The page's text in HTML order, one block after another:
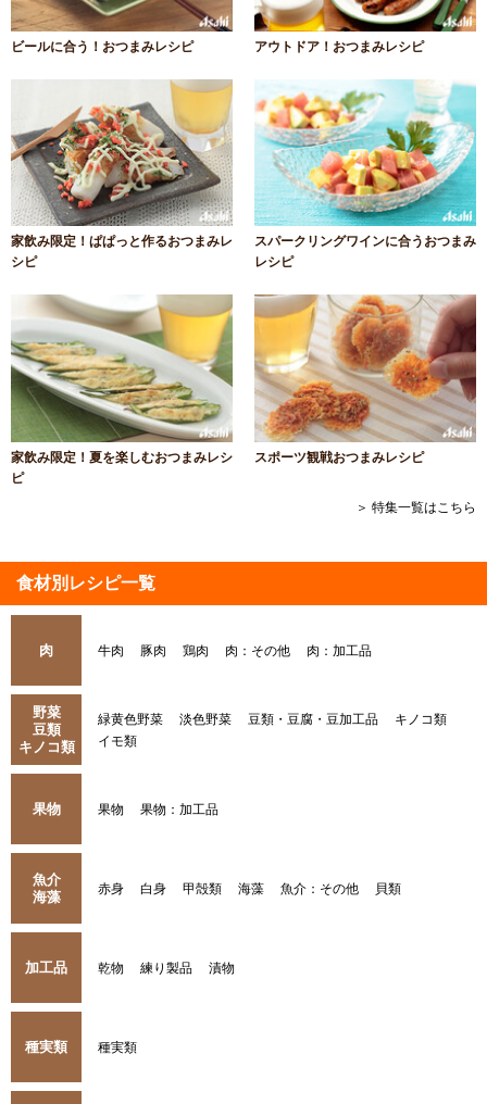
ビールに合う！おつまみレシピ アウトドア！おつまみレシピ
家飲み限定！ぱぱっと作るおつまみレ
シピ
スパークリングワインに合うおつまみ
レシピ
家飲み限定！夏を楽しむおつまみレシ
ピ
スポーツ観戦おつまみレシピ
＞ 特集一覧はこちら
食材別レシピ一覧
肉 牛肉 豚肉 鶏肉 肉：その他 肉：加工品
野菜
豆類
キノコ類
緑黄色野菜 淡色野菜 豆類・豆腐・豆加工品
キノコ類
イモ類
果物 果物 果物：加工品
魚介
海藻
赤身 白身 甲殻類 海藻 魚介：その他 貝類
加工品 乾物 練り製品 漬物
種実類 種実類